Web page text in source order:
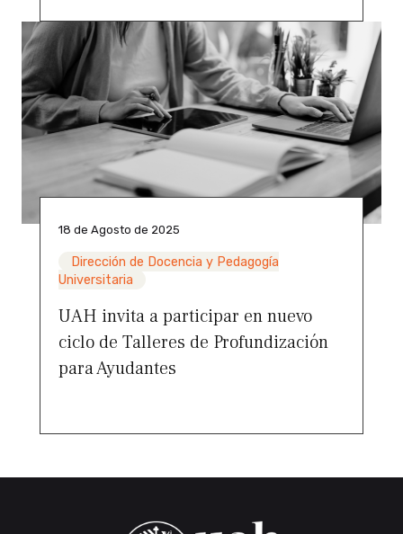
18 de Agosto de 2025
Dirección de Docencia y Pedagogía
Universitaria
UAH invita a participar en nuevo
ciclo de Talleres de Profundización
para Ayudantes